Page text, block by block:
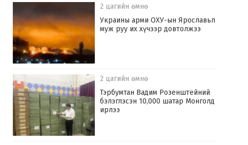
2 цагийн өмнө
Украины арми ОХУ-ын Ярославьл
муж руу их хүчээр довтолжээ
2 цагийн өмнө
Тэрбумтан Вадим Розенштейний
бэлэглэсэн 10,000 шатар Монголд
ирлээ